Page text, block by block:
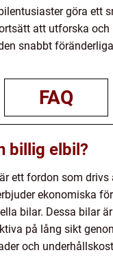
göra ett
att utforska och
snabbt
FAQ
billig elbil?
ett fordon som drivs
ekonomiska
bilar. Dessa bilar är
på lång sikt
och